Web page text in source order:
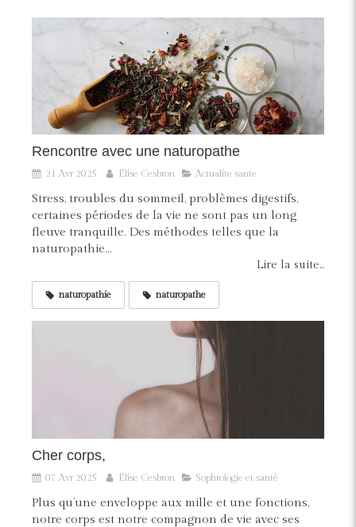
Rencontre avec une naturopathe
21 Avr 2025 Elise Cesbron Actualite sante
Stress, troubles du sommeil, problèmes digestifs,
certaines périodes de la vie ne sont pas un long
fleuve tranquille. Des méthodes telles que la
naturopathie...
Lire la suite...
naturopathie naturopathe
Cher corps,
07 Avr 2025 Elise Cesbron Sophrologie et santé
Plus qu’une enveloppe aux mille et une fonctions,
notre corps est notre compagnon de vie avec ses